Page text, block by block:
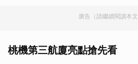
廣告（請繼續閱讀本文
桃機第三航廈亮點搶先看